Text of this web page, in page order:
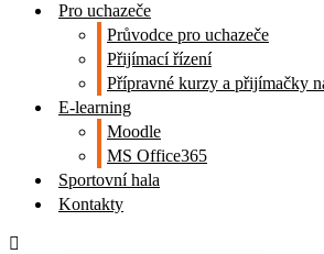
Pro uchazeče
Průvodce pro uchazeče
Přijímací řízení
Přípravné kurzy a přijímačky
E-learning
Moodle
MS Office365
Sportovní hala
Kontakty